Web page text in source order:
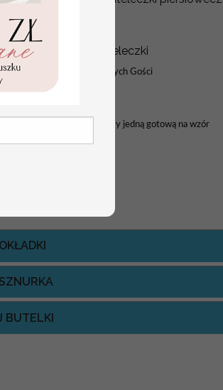
czcionki do wyboru.
dla Gości Buteleczki
unikalny prezent dla Waszych Gości
własnego złożenia, wysyłamy jedną gotową na wzór
oraz nadruk,
BUTELKI